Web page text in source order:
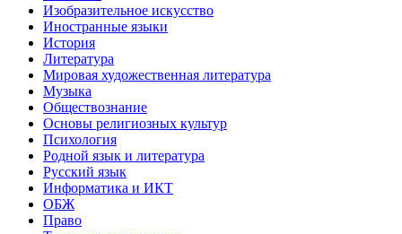
Изобразительное искусство
Иностранные языки
История
Литература
Мировая художественная литература
Музыка
Обществознание
Основы религиозных культур
Психология
Родной язык и литература
Русский язык
Информатика и ИКТ
ОБЖ
Право